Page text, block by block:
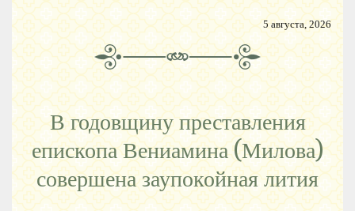
5 августа, 2026
В годовщину преставления
епископа Вениамина (Милова)
совершена заупокойная лития